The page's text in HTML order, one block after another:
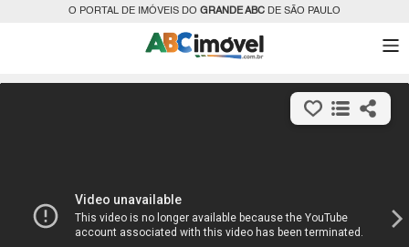
O PORTAL DE IMÓVEIS DO GRANDE ABC DE SÃO PAULO